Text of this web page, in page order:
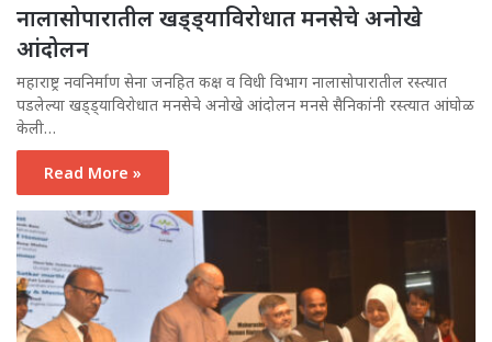
नालासोपारातील खड्ड्याविरोधात मनसेचे अनोखे
आंदोलन
महाराष्ट्र नवनिर्माण सेना जनहित कक्ष व विधी विभाग नालासोपारातील रस्त्यात
पडलेल्या खड्ड्याविरोधात मनसेचे अनोखे आंदोलन मनसे सैनिकांनी रस्त्यात आंघोळ
केली…
Read More »